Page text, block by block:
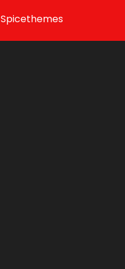
Spicethemes